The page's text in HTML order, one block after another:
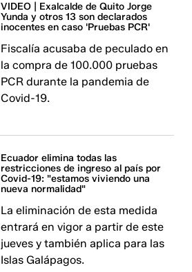
VIDEO | Exalcalde de Quito Jorge
Yunda y otros 13 son declarados
inocentes en caso 'Pruebas PCR'
Fiscalía acusaba de peculado en
la compra de 100.000 pruebas
PCR durante la pandemia de
Covid-19.
Ecuador elimina todas las
restricciones de ingreso al país por
Covid-19: "estamos viviendo una
nueva normalidad"
La eliminación de esta medida
entrará en vigor a partir de este
jueves y también aplica para las
Islas Galápagos.